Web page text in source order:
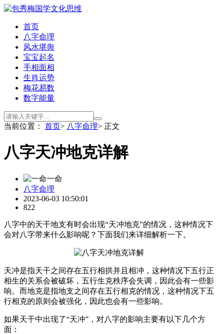
首页
八字命理
风水堪舆
宝宝起名
手相面相
生肖运势
梅花易数
数字能量
当前位置： 首页> 八字命理> 正文
八字天冲地克详解
一命
八字命理
2023-06-03 10:50:01
822
八字中的天干地支有时会出现“天冲地克”的情况，这种情况下
会对八字带来什么影响呢？下面我们来详细解析一下。
天冲是指天干之间存在五行相拱并且相冲，这种情况下五行正
相生的关系会被破坏，五行生克秩序会失调，因此会有一些影
响。而地克是指地支之间存在五行相克的情况，这种情况下五
行相克的原则会被强化，因此也会有一些影响。
如果天干中出现了“天冲”，对八字的影响主要有以下几个方
面：